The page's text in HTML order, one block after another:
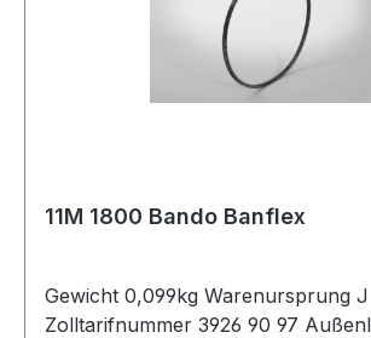
11M 1800 Bando Banflex
Gewicht 0,099kg Warenursprung J
Zolltarifnummer 3926 90 97